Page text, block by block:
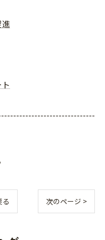
る 次のページ >